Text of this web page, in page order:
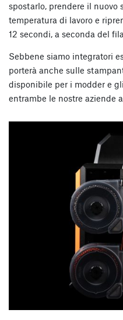
spostarlo, prendere il nuovo
temperatura di lavoro e
12 secondi, a seconda del
Sebbene siamo integratori
porterà anche sulle
disponibile per i modder e
entrambe le nostre aziende